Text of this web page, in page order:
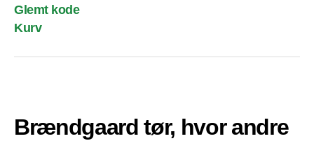
Glemt kode
Kurv
Brændgaard tør, hvor andre